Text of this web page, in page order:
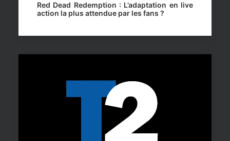
Red Dead Redemption : L’adaptation en live
action la plus attendue par les fans ?